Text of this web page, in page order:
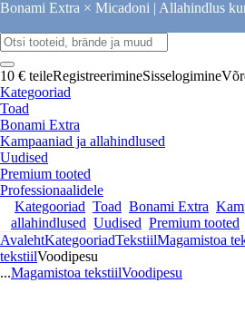
Bonami Extra × Micadoni | Allahindlus
10 € teileRegistreerimineSisselogimine
Kategooriad
Toad
Bonami Extra
Kampaaniad ja allahindlused
Uudised
Premium tooted
Professionaalidele
Kategooriad Toad Bonami Extra
allahindlused Uudised Premium tooted
AvalehtKategooriadTekstiilMagamistoa
tekstiilVoodipesu
...Magamistoa tekstiilVoodipesu